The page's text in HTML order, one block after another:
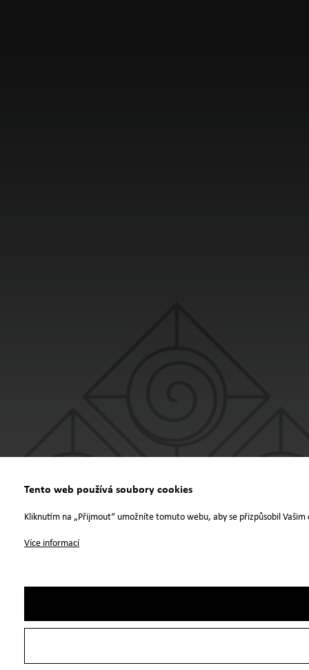
Tento web používá soubory cookies
Kliknutím na „Přijmout“ umožníte tomuto webu, aby se přizpůsobil
Více informací